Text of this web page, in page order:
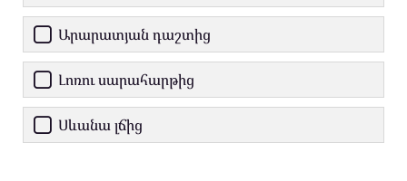
Արարատյան դաշտից
Լոռու սարահարթից
Սևանա լճից